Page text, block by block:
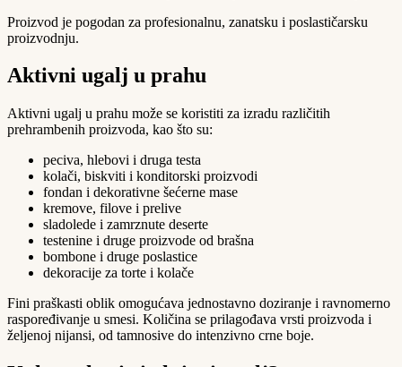
Proizvod je pogodan za profesionalnu, zanatsku i poslastičarsku
proizvodnju.
Aktivni ugalj u prahu
Aktivni ugalj u prahu može se koristiti za izradu različitih
prehrambenih proizvoda, kao što su:
peciva, hlebovi i druga testa
kolači, biskviti i konditorski proizvodi
fondan i dekorativne šećerne mase
kremove, filove i prelive
sladolede i zamrznute deserte
testenine i druge proizvode od brašna
bombone i druge poslastice
dekoracije za torte i kolače
Fini praškasti oblik omogućava jednostavno doziranje i ravnomerno
raspoređivanje u smesi. Količina se prilagođava vrsti proizvoda i
željenoj nijansi, od tamnosive do intenzivno crne boje.